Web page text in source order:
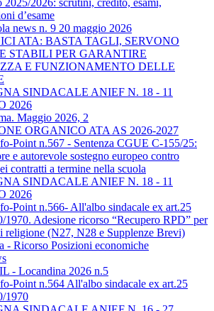
2025/2026: scrutini, credito, esami,
d’esame
news n. 9 20 maggio 2026
ATA: BASTA TAGLI, SERVONO
STABILI PER GARANTIRE
E FUNZIONAMENTO DELLE
SINDACALE ANIEF N. 18 - 11
2026
Maggio 2026, 2
ORGANICO ATA AS 2026-2027
Point n.567 - Sentenza CGUE C‑155/25:
e autorevole sostegno europeo contro
contratti a termine nella scuola
SINDACALE ANIEF N. 18 - 11
2026
Point n.566- All'albo sindacale ex art.25
1970. Adesione ricorso “Recupero RPD” per
religione (N27, N28 e Supplenze Brevi)
- Ricorso Posizioni economiche
- Locandina 2026 n.5
Point n.564 All'albo sindacale ex art.25
1970